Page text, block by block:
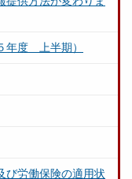
年度 上半期）
び労働保険の適用状